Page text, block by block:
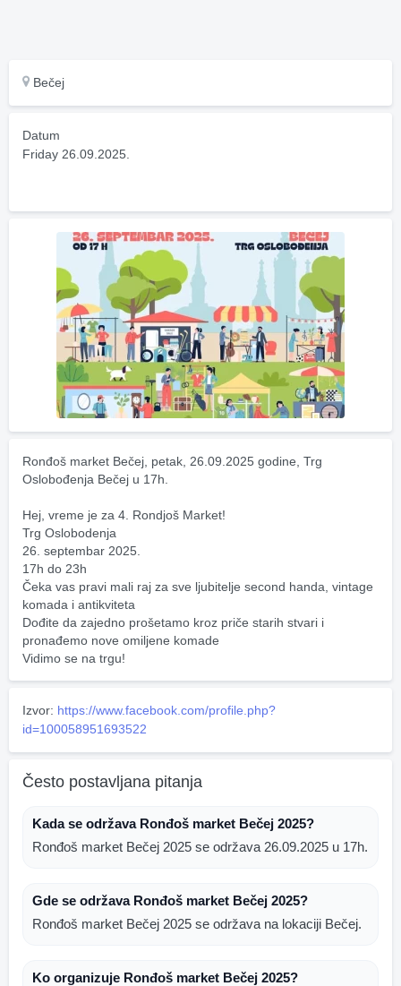
Bečej
Datum
Friday 26.09.2025.
Ronđoš market Bečej, petak, 26.09.2025 godine, Trg
Oslobođenja Bečej u 17h.
Hej, vreme je za 4. Rondjoš Market!
Trg Oslobodenja
26. septembar 2025.
17h do 23h
Čeka vas pravi mali raj za sve ljubitelje second handa, vintage
komada i antikviteta
Dođite da zajedno prošetamo kroz priče starih stvari i
pronađemo nove omiljene komade
Vidimo se na trgu!
Izvor: https://www.facebook.com/profile.php?
id=100058951693522
Često postavljana pitanja
Kada se održava Ronđoš market Bečej 2025?
Ronđoš market Bečej 2025 se održava 26.09.2025 u 17h.
Gde se održava Ronđoš market Bečej 2025?
Ronđoš market Bečej 2025 se održava na lokaciji Bečej.
Ko organizuje Ronđoš market Bečej 2025?